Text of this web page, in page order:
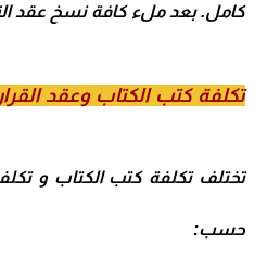
كامل. بعد ملء كافة نسخ عقد
تكلفة كتب الكتاب وعقد
تختلف تكلفة كتب الكتاب و
حسب: